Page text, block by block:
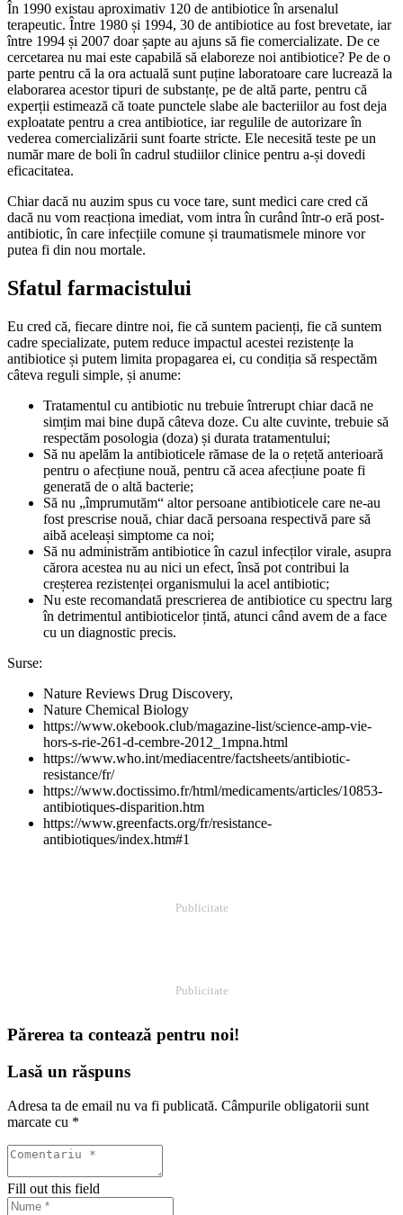
În 1990 existau aproximativ 120 de antibiotice în arsenalul
terapeutic. Între 1980 și 1994, 30 de antibiotice au fost brevetate, iar
între 1994 și 2007 doar șapte au ajuns să fie comercializate. De ce
cercetarea nu mai este capabilă să elaboreze noi antibiotice? Pe de o
parte pentru că la ora actuală sunt puține laboratoare care lucrează la
elaborarea acestor tipuri de substanțe, pe de altă parte, pentru că
experții estimează că toate punctele slabe ale bacteriilor au fost deja
exploatate pentru a crea antibiotice, iar regulile de autorizare în
vederea comercializării sunt foarte stricte. Ele necesită teste pe un
număr mare de boli în cadrul studiilor clinice pentru a-și dovedi
eficacitatea.
Chiar dacă nu auzim spus cu voce tare, sunt medici care cred că
dacă nu vom reacționa imediat, vom intra în curând într-o eră post-
antibiotic, în care infecțiile comune și traumatismele minore vor
putea fi din nou mortale.
Sfatul farmacistului
Eu cred că, fiecare dintre noi, fie că suntem pacienți, fie că suntem
cadre specializate, putem reduce impactul acestei rezistențe la
antibiotice și putem limita propagarea ei, cu condiția să respectăm
câteva reguli simple, și anume:
Tratamentul cu antibiotic nu trebuie întrerupt chiar dacă ne
simțim mai bine după câteva doze. Cu alte cuvinte, trebuie să
respectăm posologia (doza) și durata tratamentului;
Să nu apelăm la antibioticele rămase de la o rețetă anterioară
pentru o afecțiune nouă, pentru că acea afecțiune poate fi
generată de o altă bacterie;
Să nu „împrumutăm“ altor persoane antibioticele care ne-au
fost prescrise nouă, chiar dacă persoana respectivă pare să
aibă aceleași simptome ca noi;
Să nu administrăm antibiotice în cazul infecților virale, asupra
cărora acestea nu au nici un efect, însă pot contribui la
creșterea rezistenței organismului la acel antibiotic;
Nu este recomandată prescrierea de antibiotice cu spectru larg
în detrimentul antibioticelor țintă, atunci când avem de a face
cu un diagnostic precis.
Surse:
Nature Reviews Drug Discovery,
Nature Chemical Biology
https://www.okebook.club/magazine-list/science-amp-vie-
hors-s-rie-261-d-cembre-2012_1mpna.html
https://www.who.int/mediacentre/factsheets/antibiotic-
resistance/fr/
https://www.doctissimo.fr/html/medicaments/articles/10853-
antibiotiques-disparition.htm
https://www.greenfacts.org/fr/resistance-
antibiotiques/index.htm#1
Publicitate
Publicitate
Părerea ta contează pentru noi!
Lasă un răspuns
Adresa ta de email nu va fi publicată. Câmpurile obligatorii sunt
marcate cu *
Fill out this field